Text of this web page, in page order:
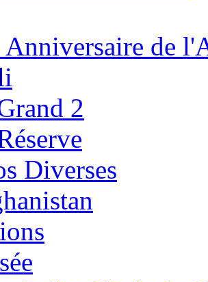
Anniversaire de
2
Diverses